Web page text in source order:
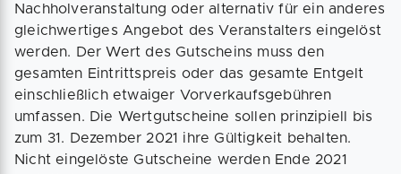
Nachholveranstaltung oder alternativ für ein anderes
gleichwertiges Angebot des Veranstalters eingelöst
werden. Der Wert des Gutscheins muss den
gesamten Eintrittspreis oder das gesamte Entgelt
einschließlich etwaiger Vorverkaufsgebühren
umfassen. Die Wertgutscheine sollen prinzipiell bis
zum 31. Dezember 2021 ihre Gültigkeit behalten.
Nicht eingelöste Gutscheine werden Ende 2021